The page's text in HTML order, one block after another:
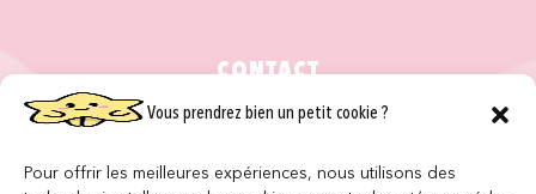
Vous prendrez bien un petit cookie ?
Pour offrir les meilleures expériences, nous utilisons des
CONTACT
NOS MAGASINS
QUI SOMMES NOUS ?